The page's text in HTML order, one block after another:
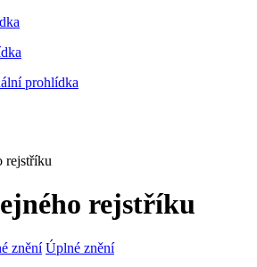
prohlídka
rejstříku
rejstříku
znění Úplné znění